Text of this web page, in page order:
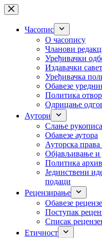
Skip
to
contentЧасопис
О часопису
Чланови
Уређивачки
Издавачки савет
Уређивачка
Обавезе
Пoлитикa
Одрицање
Аутори
Слање рукописа
Обавезе аутора
Ауторска
Објављивање и
Политика
Јединствени
подаци
Рецензирање
Обавезе
Поступак
Списак
Етичност